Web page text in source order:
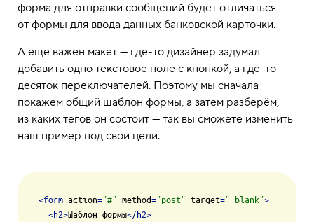
форма для отправки сообщений будет отличаться
от формы для ввода данных банковской карточки.
А ещё важен макет — где-то дизайнер задумал
добавить одно текстовое поле с кнопкой, а где-то
десяток переключателей. Поэтому мы сначала
покажем общий шаблон формы, а затем разберём,
из каких тегов он состоит — так вы сможете изменить
наш пример под свои цели.
<form action="#" method="post" target="_blank">
<h2>Шаблон формы</h2>